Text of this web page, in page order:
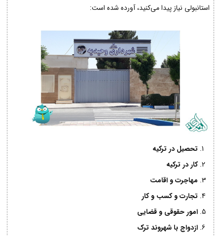
استانبولی نیاز پیدا می‌کنید، آورده شده است:
تحصیل در ترکیه
کار در ترکیه
مهاجرت و اقامت
تجارت و کسب و کار
امور حقوقی و قضایی
ازدواج با شهروند ترک